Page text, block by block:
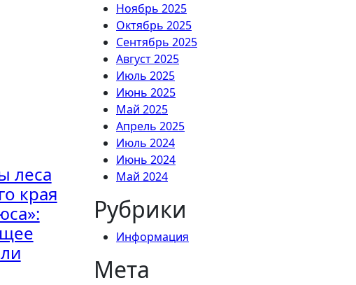
леса
края
Ноябрь 2025
Октябрь 2025
Сентябрь 2025
Август 2025
Июль 2025
Июнь 2025
Май 2025
Апрель 2025
Июль 2024
Июнь 2024
Май 2024
Рубрики
Информация
Мета